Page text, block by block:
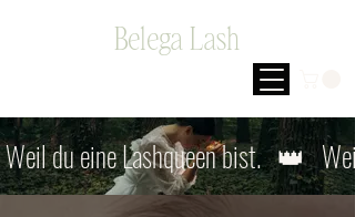
Belega Lash
Weil du eine Lashqueen bist.   👑